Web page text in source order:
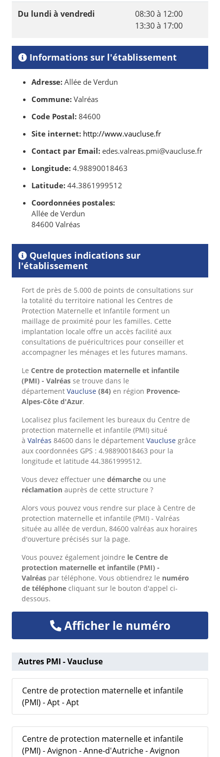
Du lundi à vendredi
08:30 à 12:00
13:30 à 17:00
Informations sur l'établissement
Adresse: Allée de Verdun
Commune: Valréas
Code Postal: 84600
Site internet: http://www.vaucluse.fr
Contact par Email: edes.valreas.pmi@vaucluse.fr
Longitude: 4.98890018463
Latitude: 44.3861999512
Coordonnées postales:
Allée de Verdun
84600 Valréas
Quelques indications sur
l'établissement
Fort de près de 5.000 de points de consultations sur
la totalité du territoire national les Centres de
Protection Maternelle et Infantile forment un
maillage de proximité pour les familles. Cette
implantation locale offre un accès facilité aux
consultations de puéricultrices pour conseiller et
accompagner les ménages et les futures mamans.
Le Centre de protection maternelle et infantile
(PMI) - Valréas se trouve dans le
département Vaucluse (84) en région Provence-
Alpes-Côte d'Azur.
Localisez plus facilement les bureaux du Centre de
protection maternelle et infantile (PMI) situé
à Valréas 84600 dans le département Vaucluse grâce
aux coordonnées GPS : 4.98890018463 pour la
longitude et latitude 44.3861999512.
Vous devez effectuer une démarche ou une
réclamation auprès de cette structure ?
Alors vous pouvez vous rendre sur place à Centre de
protection maternelle et infantile (PMI) - Valréas
située au allée de verdun, 84600 valréas aux horaires
d'ouverture précisés sur la page.
Vous pouvez également joindre le Centre de
protection maternelle et infantile (PMI) -
Valréas par téléphone. Vous obtiendrez le numéro
de téléphone cliquant sur le bouton d'appel ci-
dessous.
Afficher le numéro
Autres PMI - Vaucluse
Centre de protection maternelle et infantile
(PMI) - Apt - Apt
Centre de protection maternelle et infantile
(PMI) - Avignon - Anne-d'Autriche - Avignon